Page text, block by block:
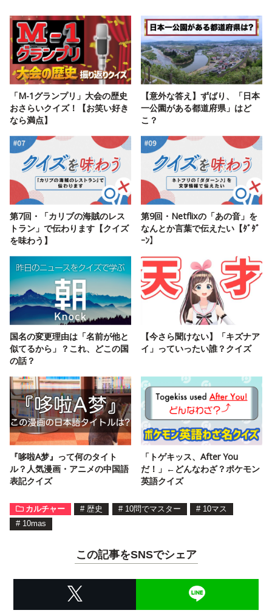
「M-1グランプリ」大会の歴史
おさらいクイズ！【お笑い好き
なら満点】
【意外な答え】ずばり、「日本
一公園がある都道府県」はど
こ？
第7回・「カリブの海賊のレス
トラン」で伝わります【クイズ
を味わう】
第9回・Netflixの「あの音」を
なんとか言葉で伝えたい【ﾀﾞﾀﾞ
ｰﾝ】
国名の変更理由は「名前が他と
似てるから」？これ、どこの国
の話？
【今さら聞けない】「キズナア
イ」っていったい誰？クイズ
『哆啦A梦』って何のタイト
ル？人気漫画・アニメの中国語
表記クイズ
「トゲキッス、After You
だ！」←どんなわざ？ポケモン
英語クイズ
カルチャー # 歴史 # 10問でマスター # 10マス
# 10mas
この記事をSNSでシェア